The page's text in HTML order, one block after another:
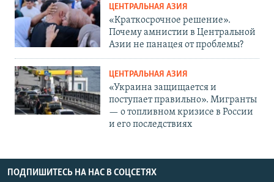
ЦЕНТРАЛЬНАЯ АЗИЯ
«Краткосрочное решение».
Почему амнистии в Центральной
Азии не панацея от проблемы?
ЦЕНТРАЛЬНАЯ АЗИЯ
«Украина защищается и
поступает правильно». Мигранты
— о топливном кризисе в России
и его последствиях
ПОДПИШИТЕСЬ НА НАС В СОЦСЕТЯХ